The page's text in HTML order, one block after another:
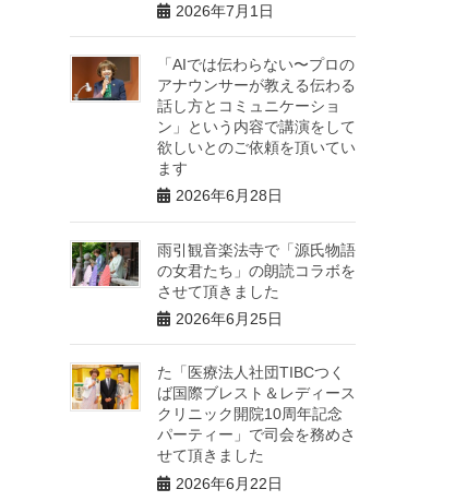
2026年7月1日
「AIでは伝わらない〜プロの
アナウンサーが教える伝わる
話し方とコミュニケーショ
ン」という内容で講演をして
欲しいとのご依頼を頂いてい
ます
2026年6月28日
雨引観音楽法寺で「源氏物語
の女君たち」の朗読コラボを
させて頂きました
2026年6月25日
た「医療法人社団TIBCつく
ば国際ブレスト＆レディース
クリニック開院10周年記念
パーティー」で司会を務めさ
せて頂きました
2026年6月22日